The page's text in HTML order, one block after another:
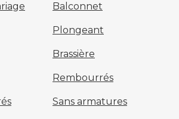
Balconnet
Plongeant
Brassière
Rembourrés
Sans armatures